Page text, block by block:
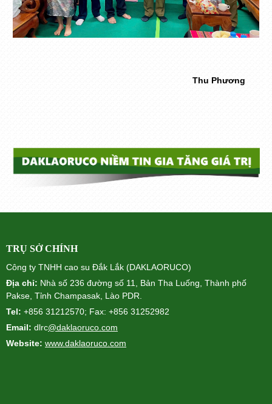
Thu Phương
TRỤ SỞ CHÍNH
Công ty TNHH cao su Đắk Lắk (DAKLAORUCO)
Địa chỉ: Nhà số 236 đường số 11, Bản Tha Luống, Thành phố
Pakse, Tỉnh Champasak, Lào PDR.
Tel: +856 31212570; Fax: +856 31252982
Email: dlrc@daklaoruco.com
Website: www.daklaoruco.com